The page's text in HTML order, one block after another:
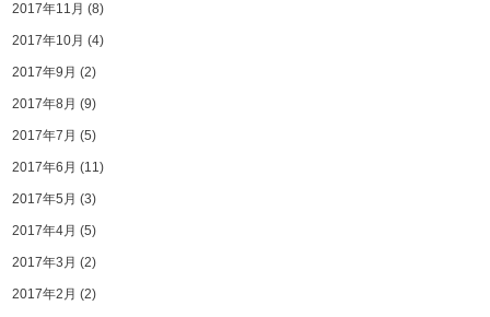
2017年11月 (8)
2017年10月 (4)
2017年9月 (2)
2017年8月 (9)
2017年7月 (5)
2017年6月 (11)
2017年5月 (3)
2017年4月 (5)
2017年3月 (2)
2017年2月 (2)